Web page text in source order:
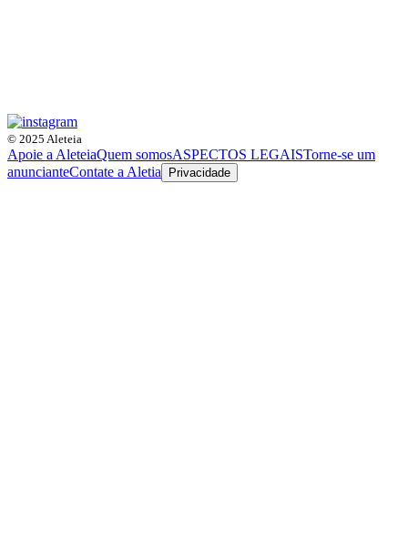
© 2025 Aleteia
Apoie a AleteiaQuem somosASPECTOS LEGAISTorne-se um
anuncianteContate a Aletia Privacidade